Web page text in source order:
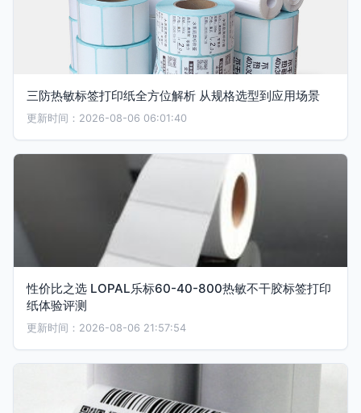
三防热敏标签打印纸全方位解析 从规格选型到应用场景
更新时间：2026-08-06 06:01:40
性价比之选 LOPAL乐标60-40-800热敏不干胶标签打印
纸体验评测
更新时间：2026-08-06 21:57:54